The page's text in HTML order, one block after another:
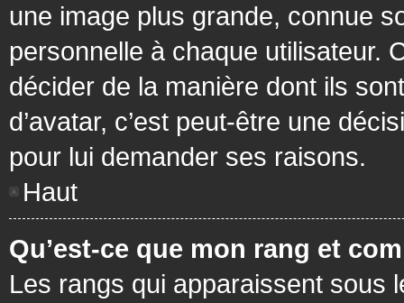
une image plus grande, connue
personnelle à chaque utilisateur.
décider de la manière dont ils
d’avatar, c’est peut-être une
pour lui demander ses raisons.
Haut
Qu’est-ce que mon rang et
Les rangs qui apparaissent sous